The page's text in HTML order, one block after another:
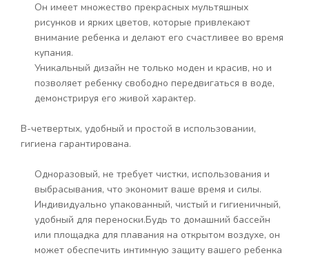
Он имеет множество прекрасных мультяшных
рисунков и ярких цветов, которые привлекают
внимание ребенка и делают его счастливее во время
купания.
Уникальный дизайн не только моден и красив, но и
позволяет ребенку свободно передвигаться в воде,
демонстрируя его живой характер.
В-четвертых, удобный и простой в использовании,
гигиена гарантирована.
Одноразовый, не требует чистки, использования и
выбрасывания, что экономит ваше время и силы.
Индивидуально упакованный, чистый и гигиеничный,
удобный для переноски.Будь то домашний бассейн
или площадка для плавания на открытом воздухе, он
может обеспечить интимную защиту вашего ребенка